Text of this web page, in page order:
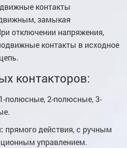
контакты
замыкая
отключении напряжения,
контакты в исходное
контакторов:
1-полюсные, 2-полюсные, 3-
прямого действия, с ручным
управлением.